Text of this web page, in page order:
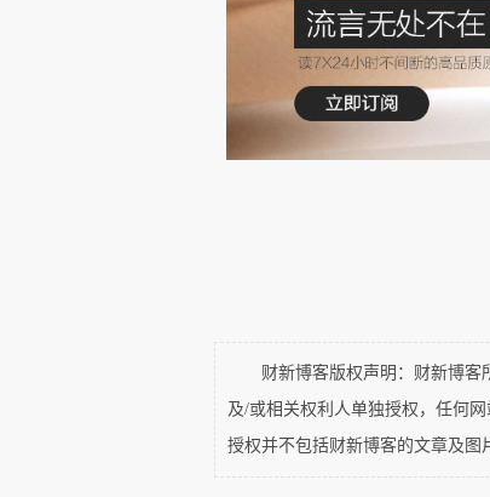
年度被动收入：1000万X
月均支配资金： 约2.9
财新博客版权声明：财新博客所
及/或相关权利人单独授权，任何
授权并不包括财新博客的文章及图